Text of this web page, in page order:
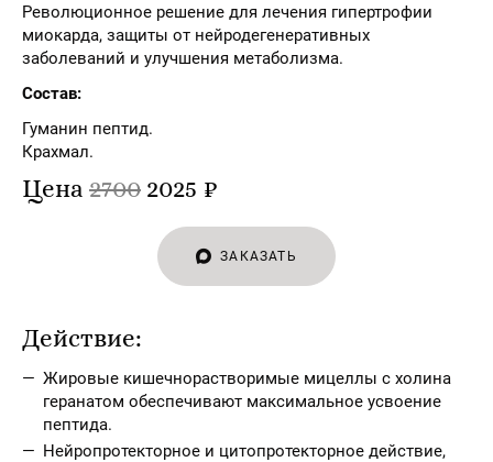
Революционное решение для лечения гипертрофии
миокарда, защиты от нейродегенеративных
заболеваний и улучшения метаболизма.
Состав:
Гуманин пептид.
Крахмал.
Цена 2700 2025 ₽
ЗАКАЗАТЬ
Действие:
Жировые кишечнорастворимые мицеллы с холина
геранатом обеспечивают максимальное усвоение
пептида.
Нейропротекторное и цитопротекторное действие,